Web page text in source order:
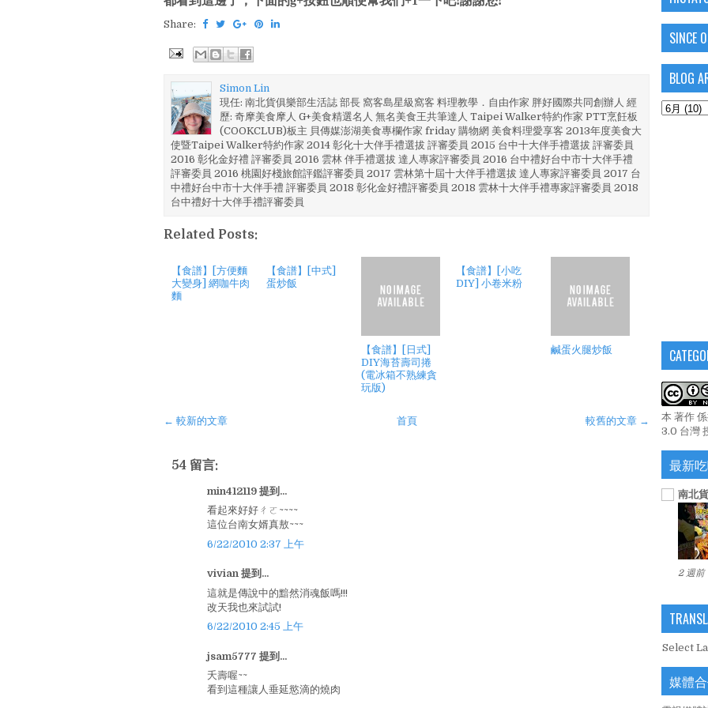
Share:
Simon Lin
現任: 南北貨俱樂部生活誌 部長 窩客島星級窩客 料理教學．自由作家 胖好國際共同創辦人 經
歷: 奇摩美食摩人 G+美食精選名人 無名美食王共筆達人 Taipei Walker特約作家 PTT烹飪板
(COOKCLUB)板主 貝傳媒澎湖美食專欄作家 friday 購物網 美食料理愛享客 2013年度美食大
使暨Taipei Walker特約作家 2014 彰化十大伴手禮選拔 評審委員 2015 台中十大伴手禮選拔 評審委員
2016 彰化金好禮 評審委員 2016 雲林 伴手禮選拔 達人專家評審委員 2016 台中禮好台中市十大伴手禮
評審委員 2016 桃園好棧旅館評鑑評審委員 2017 雲林第十屆十大伴手禮選拔 達人專家評審委員 2017 台
中禮好台中市十大伴手禮 評審委員 2018 彰化金好禮評審委員 2018 雲林十大伴手禮專家評審委員 2018
台中禮好十大伴手禮評審委員
Related Posts:
【食譜】[方便麵
大變身] 網咖牛肉
麵
【食譜】[中式]
蛋炒飯
【食譜】[日式]
DIY海苔壽司捲
(電冰箱不熟練貪
玩版)
【食譜】[小吃
DIY] 小卷米粉
鹹蛋火腿炒飯
← 較新的文章 較舊的文章 →
首頁
54 留言:
min412119 提到...
看起來好好ㄔㄛ~~~~
這位台南女婿真敖~~~
6/22/2010 2:37 上午
vivian 提到...
這就是傳說中的黯然消魂飯嗎!!!
改天我也來試試!
6/22/2010 2:45 上午
jsam5777 提到...
夭壽喔~~
看到這種讓人垂延慾滴的燒肉
SINCE
BLOG
本 著作
3.0 台灣
最新
南北
2 週前
Select
媒體